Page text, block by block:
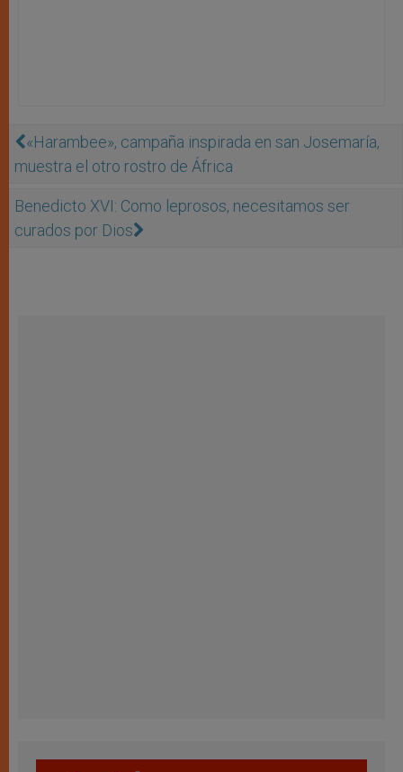
«Harambee», campaña inspirada en san Josemaría,
muestra el otro rostro de África
Benedicto XVI: Como leprosos, necesitamos ser
curados por Dios